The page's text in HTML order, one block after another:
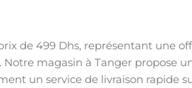
de 499 Dhs, représentant une
magasin à Tanger propose
un service de livraison rapide